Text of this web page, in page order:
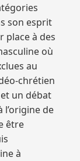
son esprit
place à des
où
au
chrétien
un débat
de
être
à